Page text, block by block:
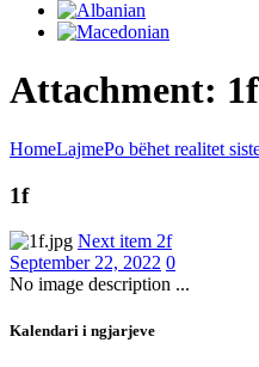
Attachment: 1f
HomeLajmePo bëhet realitet
1f
Next item 2f
September 22, 2022 0
No image description ...
Kalendari i ngjarjeve